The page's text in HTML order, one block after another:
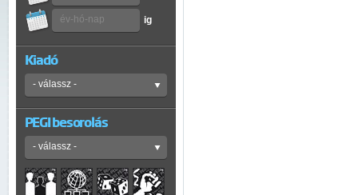
ig
Kiadó
PEGI besorolás